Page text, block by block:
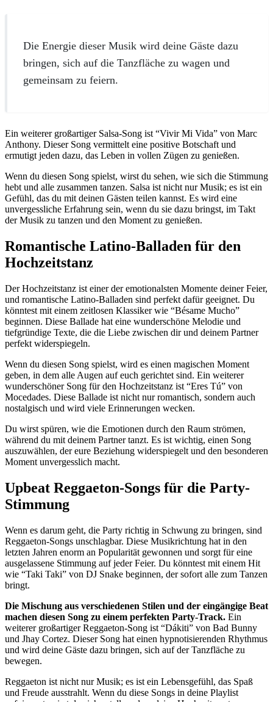
Die Energie dieser Musik wird deine Gäste dazu
bringen, sich auf die Tanzfläche zu wagen und
gemeinsam zu feiern.
Ein weiterer großartiger Salsa-Song ist “Vivir Mi Vida” von Marc
Anthony. Dieser Song vermittelt eine positive Botschaft und
ermutigt jeden dazu, das Leben in vollen Zügen zu genießen.
Wenn du diesen Song spielst, wirst du sehen, wie sich die Stimmung
hebt und alle zusammen tanzen. Salsa ist nicht nur Musik; es ist ein
Gefühl, das du mit deinen Gästen teilen kannst. Es wird eine
unvergessliche Erfahrung sein, wenn du sie dazu bringst, im Takt
der Musik zu tanzen und den Moment zu genießen.
Romantische Latino-Balladen für den
Hochzeitstanz
Der Hochzeitstanz ist einer der emotionalsten Momente deiner Feier,
und romantische Latino-Balladen sind perfekt dafür geeignet. Du
könntest mit einem zeitlosen Klassiker wie “Bésame Mucho”
beginnen. Diese Ballade hat eine wunderschöne Melodie und
tiefgründige Texte, die die Liebe zwischen dir und deinem Partner
perfekt widerspiegeln.
Wenn du diesen Song spielst, wird es einen magischen Moment
geben, in dem alle Augen auf euch gerichtet sind. Ein weiterer
wunderschöner Song für den Hochzeitstanz ist “Eres Tú” von
Mocedades. Diese Ballade ist nicht nur romantisch, sondern auch
nostalgisch und wird viele Erinnerungen wecken.
Du wirst spüren, wie die Emotionen durch den Raum strömen,
während du mit deinem Partner tanzt. Es ist wichtig, einen Song
auszuwählen, der eure Beziehung widerspiegelt und den besonderen
Moment unvergesslich macht.
Upbeat Reggaeton-Songs für die Party-
Stimmung
Wenn es darum geht, die Party richtig in Schwung zu bringen, sind
Reggaeton-Songs unschlagbar. Diese Musikrichtung hat in den
letzten Jahren enorm an Popularität gewonnen und sorgt für eine
ausgelassene Stimmung auf jeder Feier. Du könntest mit einem Hit
wie “Taki Taki” von DJ Snake beginnen, der sofort alle zum Tanzen
bringt.
Die Mischung aus verschiedenen Stilen und der eingängige Beat
machen diesen Song zu einem perfekten Party-Track. Ein
weiterer großartiger Reggaeton-Song ist “Dákiti” von Bad Bunny
und Jhay Cortez. Dieser Song hat einen hypnotisierenden Rhythmus
und wird deine Gäste dazu bringen, sich auf der Tanzfläche zu
bewegen.
Reggaeton ist nicht nur Musik; es ist ein Lebensgefühl, das Spaß
und Freude ausstrahlt. Wenn du diese Songs in deine Playlist